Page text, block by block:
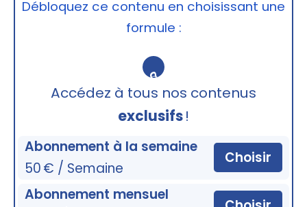
Débloquez ce contenu en choisissant une
formule :
🔒
Accédez à tous nos contenus
exclusifs!
Abonnement à la semaine
50 € / Semaine
Choisir
Abonnement mensuel